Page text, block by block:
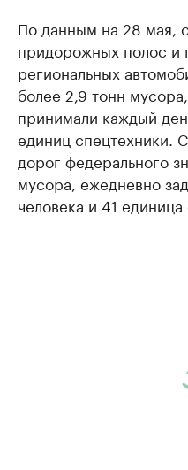
По данным на 28 мая,
придорожных полос и
региональных
более 2,9 тонн
принимали каждый
единиц спецтехники.
дорог федерального
мусора, ежедневно
человека и 41 единица